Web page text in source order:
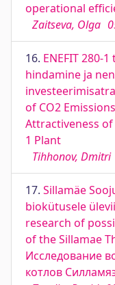
operational
Zaitseva, Olga
16. ENEFIT 280-
hindamine ja
of CO2
Attractiveness of
1 Plant
Tihhonov, Dmitri
17. Sillamäe
biokütusele
research of
of the Sillamae
Исследование
котлов